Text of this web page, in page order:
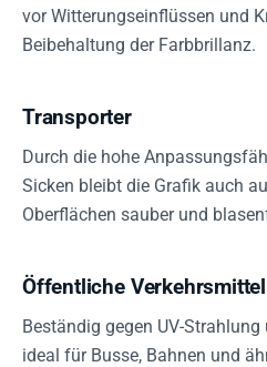
vor Witterungseinflüssen und
Beibehaltung der Farbbrillanz.
Transporter
Durch die hohe
Sicken bleibt die Grafik auch
Oberflächen sauber und
Öffentliche Verkehrsmittel
Beständig gegen UV-
ideal für Busse, Bahnen und